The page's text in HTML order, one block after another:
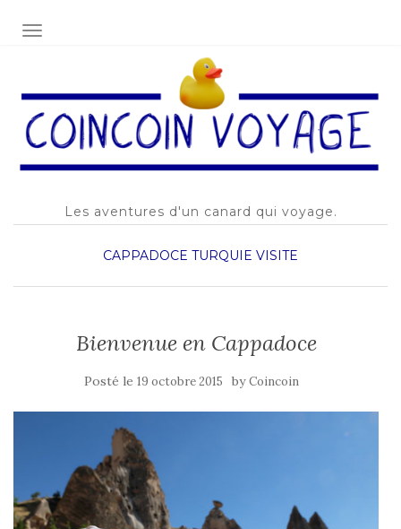
AFFICHER/MASQUER LA NAVIGATION
Les aventures d'un canard qui voyage.
CAPPADOCE TURQUIE VISITE
Bienvenue en Cappadoce
Posté le 19 octobre 2015 byCoincoin